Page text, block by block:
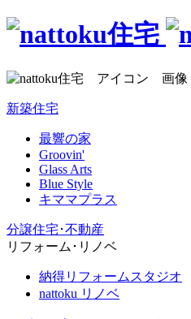
新築住宅
最響の家
Groovin'
Glass Arts
Blue Style
キママプラス
分譲住宅･不動産
リフォーム･リノベ
納得リフォームスタジオ
nattoku リノベ